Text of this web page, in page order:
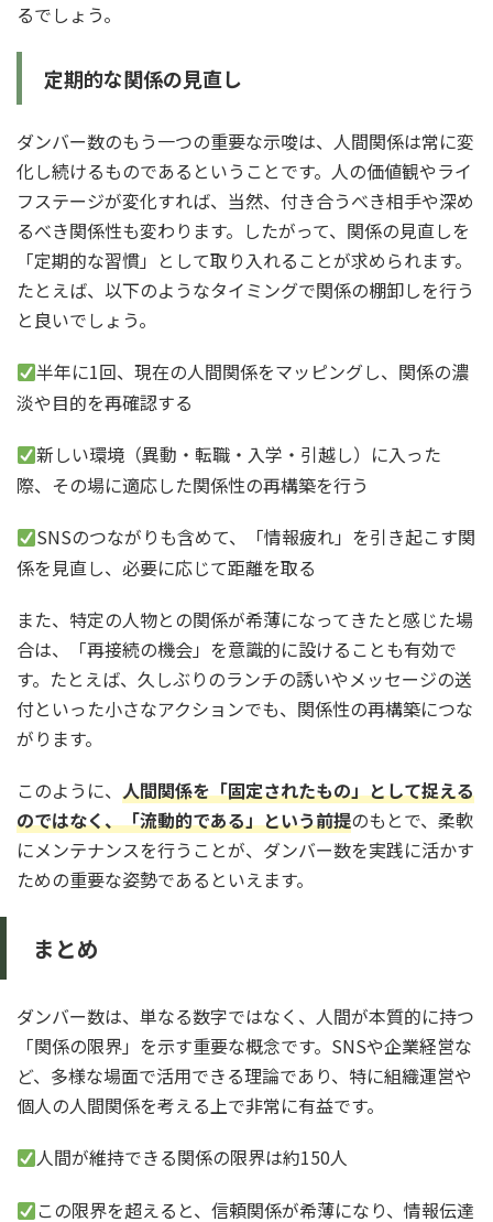
るでしょう。
定期的な関係の見直し
ダンバー数のもう一つの重要な示唆は、人間関係は常に変
化し続けるものであるということです。人の価値観やライ
フステージが変化すれば、当然、付き合うべき相手や深め
るべき関係性も変わります。したがって、関係の見直しを
「定期的な習慣」として取り入れることが求められます。
たとえば、以下のようなタイミングで関係の棚卸しを行う
と良いでしょう。
半年に1回、現在の人間関係をマッピングし、関係の濃
淡や目的を再確認する
新しい環境（異動・転職・入学・引越し）に入った
際、その場に適応した関係性の再構築を行う
SNSのつながりも含めて、「情報疲れ」を引き起こす関
係を見直し、必要に応じて距離を取る
また、特定の人物との関係が希薄になってきたと感じた場
合は、「再接続の機会」を意識的に設けることも有効で
す。たとえば、久しぶりのランチの誘いやメッセージの送
付といった小さなアクションでも、関係性の再構築につな
がります。
このように、 人間関係を「固定されたもの」として捉える
のではなく、「流動的である」という前提のもとで、柔軟
にメンテナンスを行うことが、ダンバー数を実践に活かす
ための重要な姿勢であるといえます。
まとめ
ダンバー数は、単なる数字ではなく、人間が本質的に持つ
「関係の限界」を示す重要な概念です。SNSや企業経営な
ど、多様な場面で活用できる理論であり、特に組織運営や
個人の人間関係を考える上で非常に有益です。
人間が維持できる関係の限界は約150人
この限界を超えると、信頼関係が希薄になり、情報伝達